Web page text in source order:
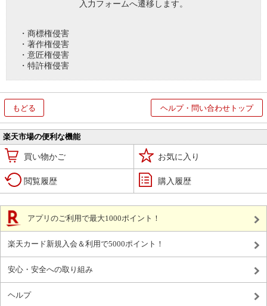
入力フォームへ遷移します。
・商標権侵害
・著作権侵害
・意匠権侵害
・特許権侵害
もどる ヘルプ・問い合わせトップ
楽天市場の便利な機能
買い物かご お気に入り
閲覧履歴 購入履歴
アプリのご利用で最大1000ポイント！
楽天カード新規入会＆利用で5000ポイント！
安心・安全への取り組み
ヘルプ